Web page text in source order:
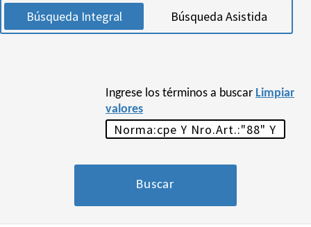
Búsqueda Integral Búsqueda Asistida
Ingrese los términos a buscar Limpiar
valores